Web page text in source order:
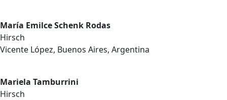
María Emilce Schenk Rodas
Hirsch
Vicente López, Buenos Aires, Argentina
Mariela Tamburrini
Hirsch